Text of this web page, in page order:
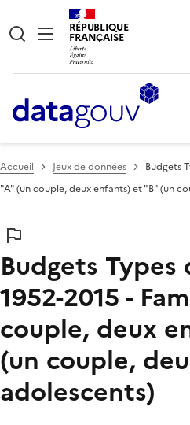
RÉPUBLIQUE
FRANÇAISE
Accueil Jeux de données
Budgets
"A" (un couple, deux enfants) et "B" (un
Budgets Types
1952-2015 -
couple, deux
(un couple,
adolescents)